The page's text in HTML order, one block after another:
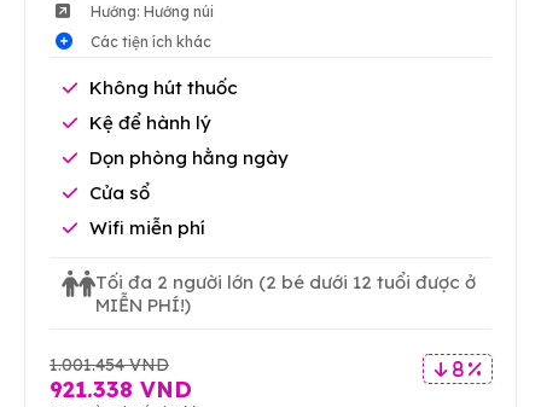
Hướng: Hướng núi
Các tiện ích khác
Không hút thuốc
Kệ để hành lý
Dọn phòng hằng ngày
Cửa sổ
Wifi miễn phí
Tối đa 2 người lớn (2 bé dưới 12 tuổi được ở
MIỄN PHÍ!)
8 %
1.001.454 VND
921.338 VND